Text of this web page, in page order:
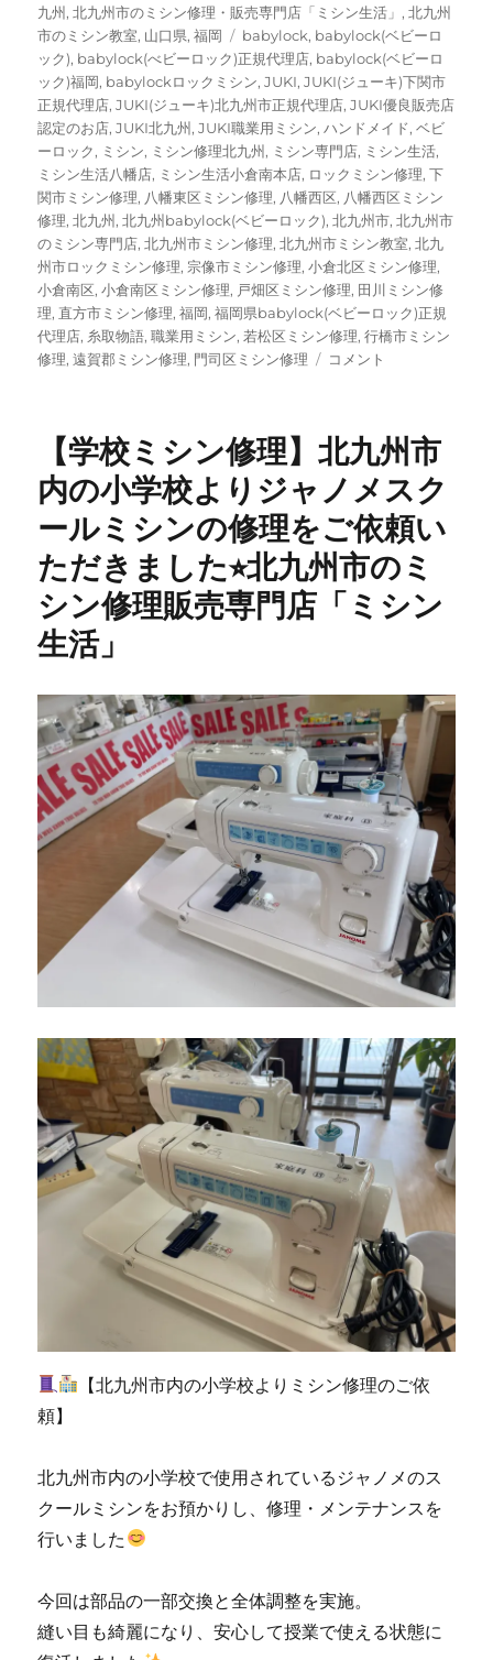
リ
ー
九州 ,北九州市のミシン修理・販売専門店「ミシン生活」 ,北九州
市のミシン教室, 山口県,福岡
タ
グ
babylock, babylock(ベビーロ
ック), babylock(べビーロック)正規代理店, babylock(ベビーロ
ック)福岡, babylockロックミシン,JUKI,JUKI(ジューキ)下関市
正規代理店,JUKI(ジューキ)北九州市正規代理店,JUKI優良販売店
認定のお店,JUKI北九州 ,JUKI職業用ミシン,ハンドメイド,ベビ
ーロック, ミシン, ミシン修理北九州 , ミシン専門店, ミシン生活,
ミシン生活八幡店, ミシン生活小倉南本店, ロックミシン修理,下
関市ミシン修理, 八幡東区ミシン修理, 八幡西区, 八幡西区ミシン
修理,北九州 ,北九州babylock(ベビーロック),北九州市,北九州市
のミシン専門店,北九州市ミシン修理,北九州市ミシン教室,北九
州市ロックミシン修理, 宗像市ミシン修理,小倉北区ミシン修理,
小倉南区,小倉南区ミシン修理, 戸畑区ミシン修理, 田川ミシン修
理, 直方市ミシン修理,福岡,福岡県babylock(ベビーロック)正規
代理店, 糸取物語,職業用ミシン, 若松区ミシン修理,行橋市ミシン
修理,遠賀郡ミシン修理, 門司区ミシン修理
【baby
ー
ッ
ク）
×
maffon
特
別
ー
ン
開
催！
北
九
州
の
ミ
シ
修
販
売
専
門
店
「ミ
シ
ン
生
活」
コメント
【学校ミシン修理】北九州市
内の小学校よりジャノメスク
ールミシンの修理をご依頼い
ただきました⭐︎北九州市のミ
シン修理販売専門店「ミシン
生活」
【北九州市内の小学校よりミシン修理のご依
頼】
北九州市内の小学校で使用されているジャノメのス
クールミシンをお預かりし、修理・メンテナンスを
行いました
今回は部品の一部交換と全体調整を実施。
縫い目も綺麗になり、安心して授業で使える状態に